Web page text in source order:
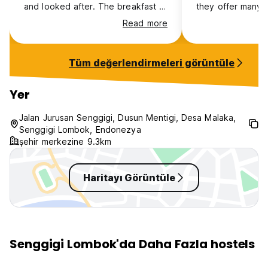
and looked after. The breakfast in
the morning was also amazing, I
would definitely recommend!
Read more
they offer many
kind staff and
Tüm değerlendirmeleri görüntüle
Yer
Jalan Jurusan Senggigi, Dusun Mentigi, Desa Malaka,
Senggigi Lombok, Endonezya
şehir merkezine 9.3km
Haritayı Görüntüle
Senggigi Lombok'da Daha Fazla hostels